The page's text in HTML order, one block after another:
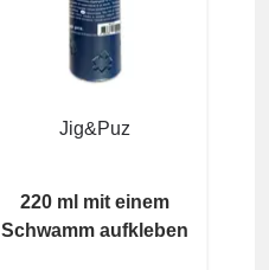
Jig&Puz
220 ml mit einem
Schwamm aufkleben